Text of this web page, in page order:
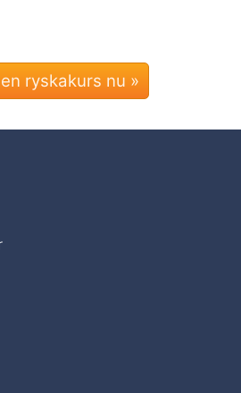
ryskakurs nu »